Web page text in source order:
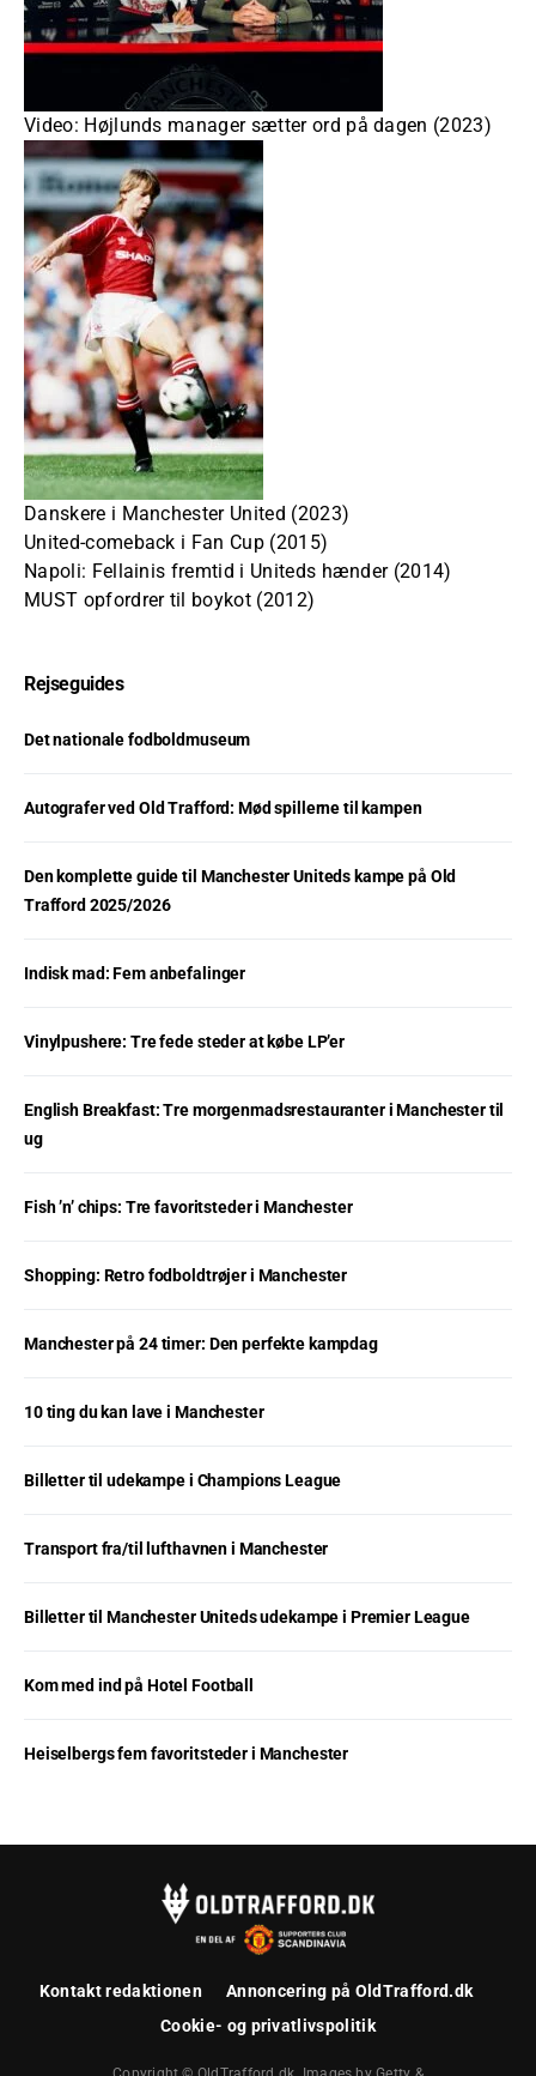
Video: Højlunds manager sætter ord på dagen (2023)
Danskere i Manchester United (2023)
United-comeback i Fan Cup (2015)
Napoli: Fellainis fremtid i Uniteds hænder (2014)
MUST opfordrer til boykot (2012)
Rejseguides
Det nationale fodboldmuseum
Autografer ved Old Trafford: Mød spillerne til kampen
Den komplette guide til Manchester Uniteds kampe på Old
Trafford 2025/2026
Indisk mad: Fem anbefalinger
Vinylpushere: Tre fede steder at købe LP’er
English Breakfast: Tre morgenmadsrestauranter i Manchester til
ug
Fish ’n’ chips: Tre favoritsteder i Manchester
Shopping: Retro fodboldtrøjer i Manchester
Manchester på 24 timer: Den perfekte kampdag
10 ting du kan lave i Manchester
Billetter til udekampe i Champions League
Transport fra/til lufthavnen i Manchester
Billetter til Manchester Uniteds udekampe i Premier League
Kom med ind på Hotel Football
Heiselbergs fem favoritsteder i Manchester
Kontakt redaktionen
Annoncering på OldTrafford.dk
Cookie- og privatlivspolitik